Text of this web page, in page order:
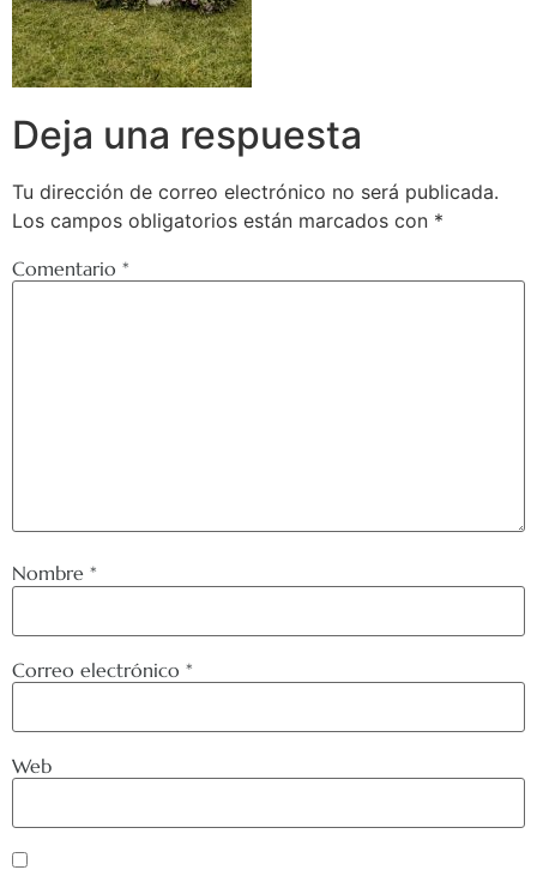
Deja una respuesta
Tu dirección de correo electrónico no será publicada.
Los campos obligatorios están marcados con *
Comentario *
Nombre *
Correo electrónico *
Web